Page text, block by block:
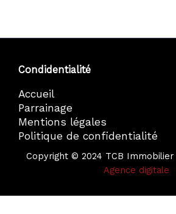
Condidentialité
Accueil
Parrainage
Mentions légales
Politique de confidentialité
Copyright © 2024 TCB Immobilier
Agence digitale